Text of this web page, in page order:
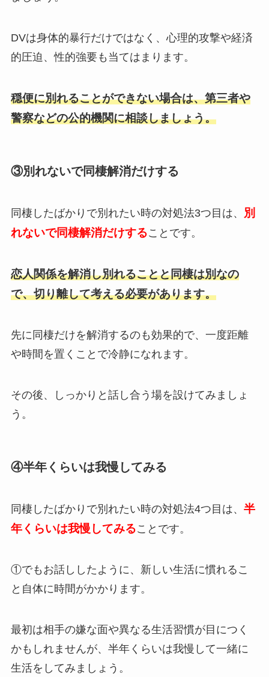
DVは身体的暴行だけではなく、心理的攻撃や経済
的圧迫、性的強要も当てはまります。
穏便に別れることができない場合は、第三者や
警察などの公的機関に相談しましょう。
③別れないで同棲解消だけする
同棲したばかりで別れたい時の対処法3つ目は、
別
れないで同棲解消だけすることです。
恋人関係を解消し別れることと同棲は別なの
で、切り離して考える必要があります。
先に同棲だけを解消するのも効果的で、一度距離
や時間を置くことで冷静になれます。
その後、しっかりと話し合う場を設けてみましょ
う。
④半年くらいは我慢してみる
同棲したばかりで別れたい時の対処法4つ目は、 半
年くらいは我慢してみることです。
①でもお話ししたように、新しい生活に慣れるこ
と自体に時間がかかります。
最初は相手の嫌な面や異なる生活習慣が目につく
かもしれませんが、半年くらいは我慢して一緒に
生活をしてみましょう。